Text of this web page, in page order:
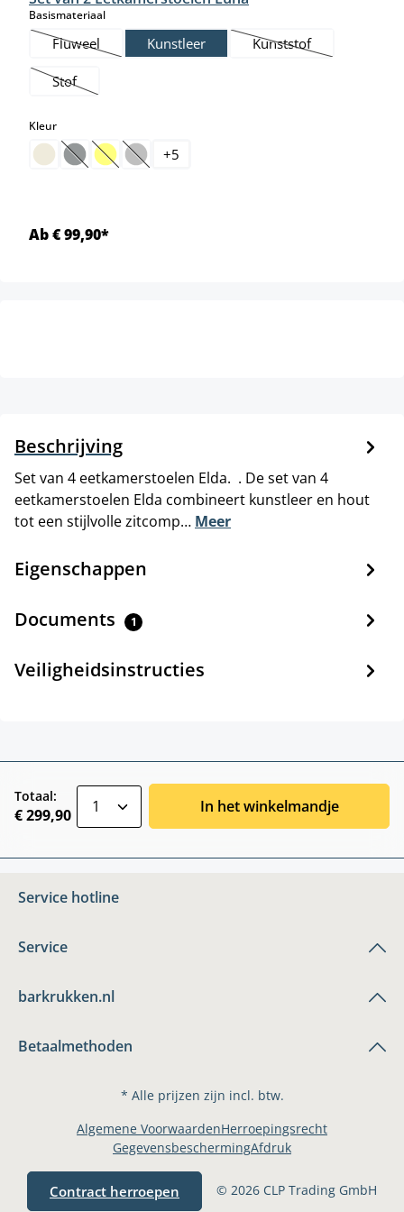
Basismateriaalselect
Fluweel
(Deze optie is momenteel niet beschikbaar.)
Kunstleer Kunststof
(Deze optie is
Stof
(Deze optie is momenteel niet beschikbaar.)
Kleurselect
(Deze optie is momenteel niet beschikbaar.)
(Deze optie is momenteel niet beschikbaar.)
(Deze optie is momenteel niet beschikbaar.)
+5
Ab € 99,90*
Beschrijving
Set van 4 eetkamerstoelen Elda. . De set van 4
eetkamerstoelen Elda combineert kunstleer en hout
tot een stijlvolle zitcomp… Meer
Eigenschappen
Documents 1
Veiligheidsinstructies
Totaal:
€ 299,90 In het winkelmandje
Service hotline
Service
barkrukken.nl
Betaalmethoden
* Alle prijzen zijn incl. btw.
Contract herroepen © 2026 CLP Trading GmbH
Algemene VoorwaardenHerroepingsrecht
GegevensbeschermingAfdruk